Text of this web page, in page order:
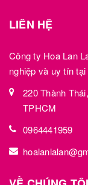
LIÊN HỆ
Công ty Hoa Lan
nghiệp và uy tín
220 Thành
TPHCM
0964441959